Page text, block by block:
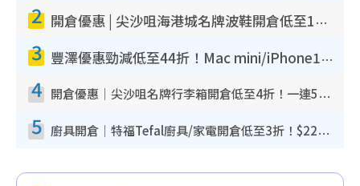
2 開倉優惠 | 尖沙咀海港城名牌波鞋開倉低至1折！On鞋$899起／Joy&Peace鞋履$98起
3 豐澤優惠勁減低至44折！Mac mini/iPhone17Pro大減價！廚房家電$220起
4 開倉優惠｜尖沙咀名牌行李箱開倉低至4折！一連5日 American Tourister/ace./Hallmark $200起！
5 廚具開倉｜特福Tefal廚具/家電開倉低至3折！$220起買平底鍋/炒鑊/湯煲！電飯煲/吸塵機/燙斗$418起